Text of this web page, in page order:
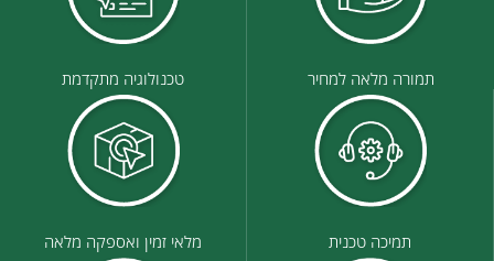
תמורה מלאה למחיר טכנולוגיה מתקדמת
תמיכה טכנית מלאי זמין ואספקה מלאה